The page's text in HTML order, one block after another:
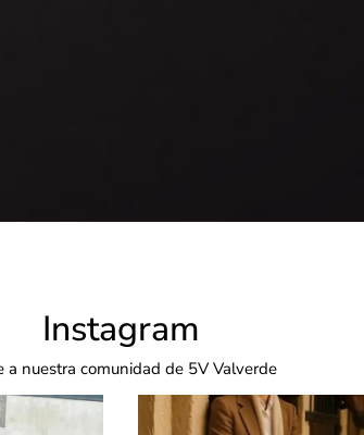
Instagram
a nuestra comunidad de 5V Valverde
5v_valverde